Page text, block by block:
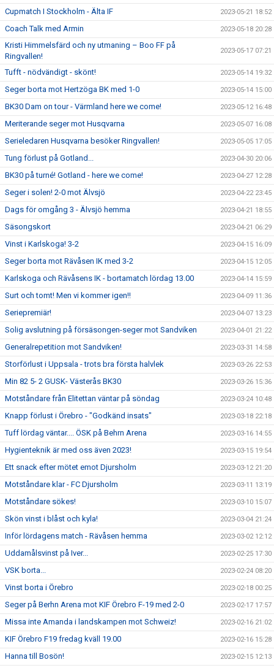
Cupmatch I Stockholm - Älta IF 2023-05-21 18:52
Coach Talk med Armin 2023-05-18 20:28
Kristi Himmelsfärd och ny utmaning – Boo FF på
Ringvallen!
2023-05-17 07:21
Tufft - nödvändigt - skönt! 2023-05-14 19:32
Seger borta mot Hertzöga BK med 1-0 2023-05-14 15:00
BK30 Dam on tour - Värmland here we come! 2023-05-12 16:48
Meriterande seger mot Husqvarna 2023-05-07 16:08
Serieledaren Husqvarna besöker Ringvallen! 2023-05-05 17:05
Tung förlust på Gotland... 2023-04-30 20:06
BK30 på turné! Gotland - here we come! 2023-04-27 12:28
Seger i solen! 2-0 mot Älvsjö 2023-04-22 23:45
Dags för omgång 3 - Älvsjö hemma 2023-04-21 18:55
Säsongskort 2023-04-21 06:29
Vinst i Karlskoga! 3-2 2023-04-15 16:09
Seger borta mot Rävåsen IK med 3-2 2023-04-15 12:05
Karlskoga och Rävåsens IK - bortamatch lördag 13.00 2023-04-14 15:59
Surt och tomt! Men vi kommer igen!! 2023-04-09 11:36
Seriepremiär! 2023-04-07 13:23
Solig avslutning på försäsongen-seger mot Sandviken 2023-04-01 21:22
Generalrepetition mot Sandviken! 2023-03-31 14:58
Storförlust i Uppsala - trots bra första halvlek 2023-03-26 22:53
Min 82 5- 2 GUSK- Västerås BK30 2023-03-26 15:36
Motståndare från Elitettan väntar på söndag 2023-03-24 10:48
Knapp förlust i Örebro - "Godkänd insats" 2023-03-18 22:18
Tuff lördag väntar.... ÖSK på Behrn Arena 2023-03-16 14:55
Hygienteknik är med oss även 2023! 2023-03-15 19:54
Ett snack efter mötet emot Djursholm 2023-03-12 21:20
Motståndare klar - FC Djursholm 2023-03-11 13:19
Motståndare sökes! 2023-03-10 15:07
Skön vinst i blåst och kyla! 2023-03-04 21:24
Inför lördagens match - Rävåsen hemma 2023-03-02 12:12
Uddamålsvinst på Iver... 2023-02-25 17:30
VSK borta... 2023-02-24 08:20
Vinst borta i Örebro 2023-02-18 00:25
Seger på Berhn Arena mot KIF Örebro F-19 med 2-0 2023-02-17 17:57
Missa inte Amanda i landskampen mot Schweiz! 2023-02-16 21:02
KIF Örebro F19 fredag kväll 19.00 2023-02-16 15:28
Hanna till Bosön! 2023-02-15 12:13